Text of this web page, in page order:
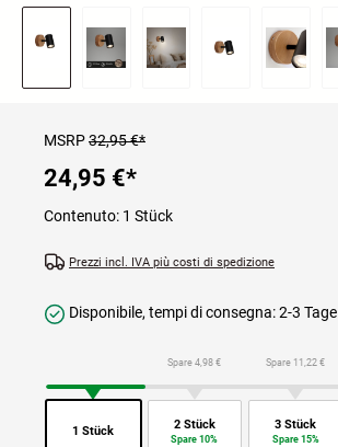
MSRP32,95 €*
24,95 €*
Contenuto: 1 Stück
Prezzi incl. IVA più costi di spedizione
Disponibile, tempi di consegna: 2-3 Tage
1 Stück
Spare 4,98 €
2 Stück
Spare 10%
Spare 11,22 €
3 Stück
Spare 15%